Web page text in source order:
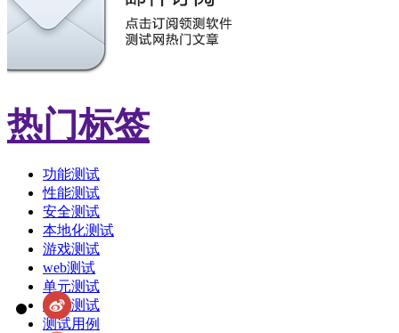
热门标签
功能测试
性能测试
安全测试
本地化测试
游戏测试
web测试
单元测试
敏捷测试
测试用例